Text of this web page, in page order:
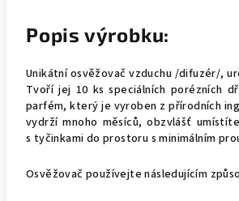
Popis výrobku:
Unikátní osvěžovač vzduchu /difuzér/,
Tvoří jej 10 ks speciálních porézních
parfém, který je vyroben z přírodních
vydrží mnoho měsíců, obzvlášť
s tyčinkami do prostoru s minimálním
Osvěžovač používejte následujícím